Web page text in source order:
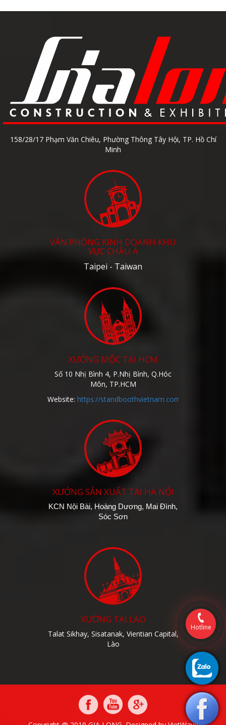
158/28/17 Phạm Văn Chiêu, Phường Thông Tây Hội, TP. Hồ Chí
Minh
VĂN PHÒNG KINH DOANH KHU
VỰC CHÂU Á
Taipei - Taiwan
XƯỞNG MỘC TẠI HCM
Số 10 Nhị Bình 4, P.Nhị Bình, Q.Hóc
Môn, TP.HCM
Website: https://standboothvietnam.com/
XƯỞNG SẢN XUẤT TẠI HÀ NỘI
KCN Nội Bài, Hoàng Dương, Mai Đình,
Sóc Sơn
XƯỞNG TẠI LÀO
Talat Sikhay, Sisatanak, Vientian Capital,
Lào
Hotline